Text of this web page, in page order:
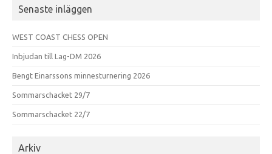
Senaste inläggen
WEST COAST CHESS OPEN
Inbjudan till Lag-DM 2026
Bengt Einarssons minnesturnering 2026
Sommarschacket 29/7
Sommarschacket 22/7
Arkiv